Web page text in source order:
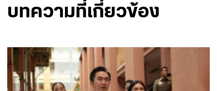
บทความที่เกี่ยวข้อง